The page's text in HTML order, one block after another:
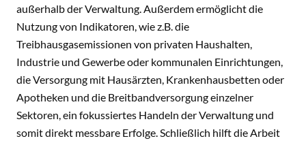
außerhalb der Verwaltung. Außerdem ermöglicht die
Nutzung von Indikatoren, wie z.B. die
Treibhausgasemissionen von privaten Haushalten,
Industrie und Gewerbe oder kommunalen Einrichtungen,
die Versorgung mit Hausärzten, Krankenhausbetten oder
Apotheken und die Breitbandversorgung einzelner
Sektoren, ein fokussiertes Handeln der Verwaltung und
somit direkt messbare Erfolge. Schließlich hilft die Arbeit